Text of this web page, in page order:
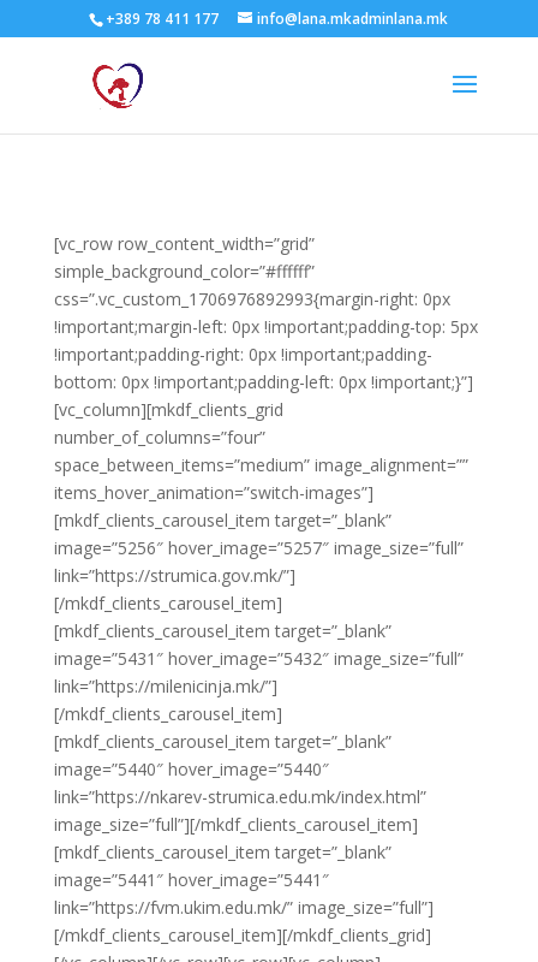
+389 78 411 177 info@lana.mkadminlana.mk
[vc_row row_content_width=”grid”
simple_background_color=”#ffffff”
css=”.vc_custom_1706976892993{margin-right: 0px
!important;margin-left: 0px !important;padding-top: 5px
!important;padding-right: 0px !important;padding-
bottom: 0px !important;padding-left: 0px !important;}”]
[vc_column][mkdf_clients_grid
number_of_columns=”four”
space_between_items=”medium” image_alignment=””
items_hover_animation=”switch-images”]
[mkdf_clients_carousel_item target=”_blank”
image=”5256″ hover_image=”5257″ image_size=”full”
link=”https://strumica.gov.mk/”]
[/mkdf_clients_carousel_item]
[mkdf_clients_carousel_item target=”_blank”
image=”5431″ hover_image=”5432″ image_size=”full”
link=”https://milenicinja.mk/”]
[/mkdf_clients_carousel_item]
[mkdf_clients_carousel_item target=”_blank”
image=”5440″ hover_image=”5440″
link=”https://nkarev-strumica.edu.mk/index.html”
image_size=”full”][/mkdf_clients_carousel_item]
[mkdf_clients_carousel_item target=”_blank”
image=”5441″ hover_image=”5441″
link=”https://fvm.ukim.edu.mk/” image_size=”full”]
[/mkdf_clients_carousel_item][/mkdf_clients_grid]